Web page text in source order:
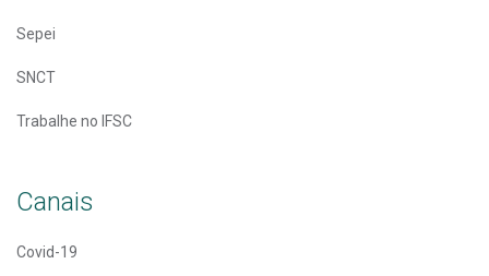
Sepei
SNCT
Trabalhe no IFSC
Canais
Covid-19